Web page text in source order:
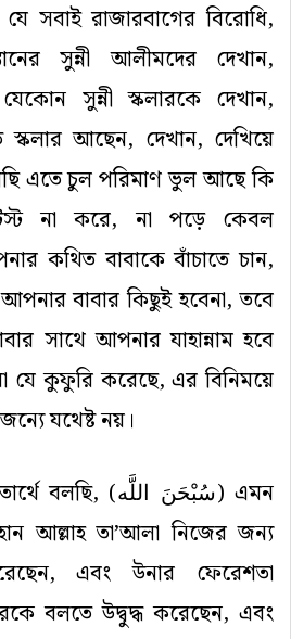
সবাই রাজারবাগের বিরোধি,
সুন্নী আলীমদের দেখান,
সুন্নী স্কলারকে দেখান,
আছেন, দেখান, দেখিয়ে
এতে চুল পরিমাণ ভুল আছে কি
না করে, না পড়ে কেবল
কথিত বাবাকে বাঁচাতে চান,
বাবার কিছুই হবেনা, তবে
সাথে আপনার যাহান্নাম হবে
যে কুফুরি করেছে, এর বিনিময়ে
যথেষ্ট নয়।
বলছি, (سُبْحَنَ اللَّه) এমন
আল্লাহ তা’আলা নিজের জন্য
এবং উনার ফেরেশতা
বলতে উদ্বুদ্ধ করেছেন, এবং